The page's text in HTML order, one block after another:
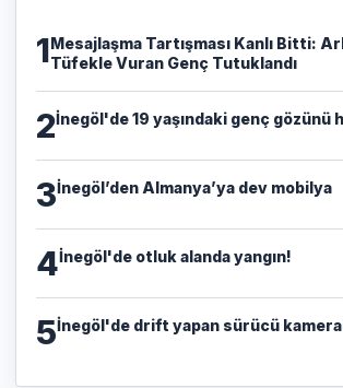
1​Mesajlaşma Tartışması Kanlı Bitti:
Tüfekle Vuran Genç Tutuklandı
2İnegöl'de 19 yaşındaki genç gözünü
3İnegöl’den Almanya’ya dev mobilya
4İnegöl'de otluk alanda yangın!
5İnegöl'de drift yapan sürücü